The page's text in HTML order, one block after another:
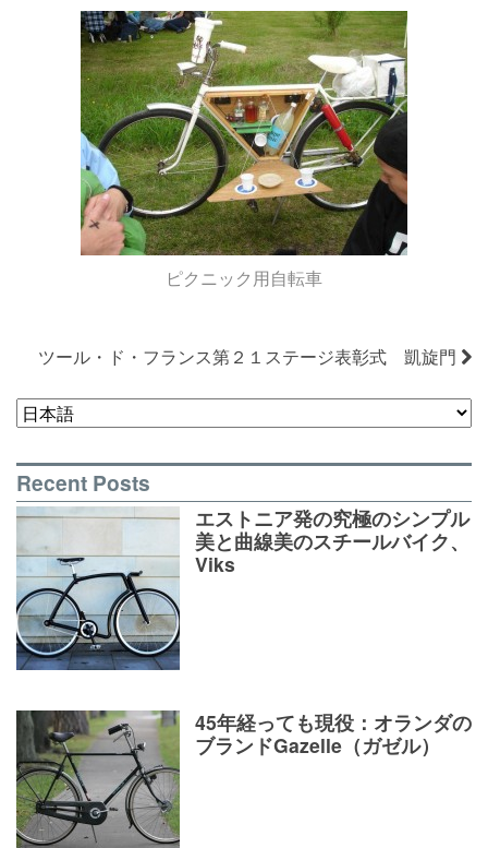
ピクニック用自転車
ツール・ド・フランス第２１ステージ表彰式 凱旋門
Recent Posts
エストニア発の究極のシンプル
美と曲線美のスチールバイク、
Viks
45年経っても現役：オランダの
ブランドGazelle（ガゼル）